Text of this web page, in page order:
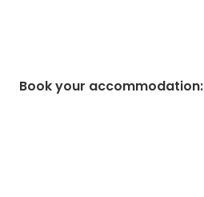
Book your accommodation: